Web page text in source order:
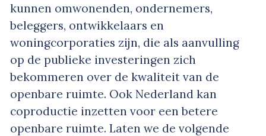
kunnen omwonenden, ondernemers,
beleggers, ontwikkelaars en
woningcorporaties zijn, die als aanvulling
op de publieke investeringen zich
bekommeren over de kwaliteit van de
openbare ruimte. Ook Nederland kan
coproductie inzetten voor een betere
openbare ruimte. Laten we de volgende